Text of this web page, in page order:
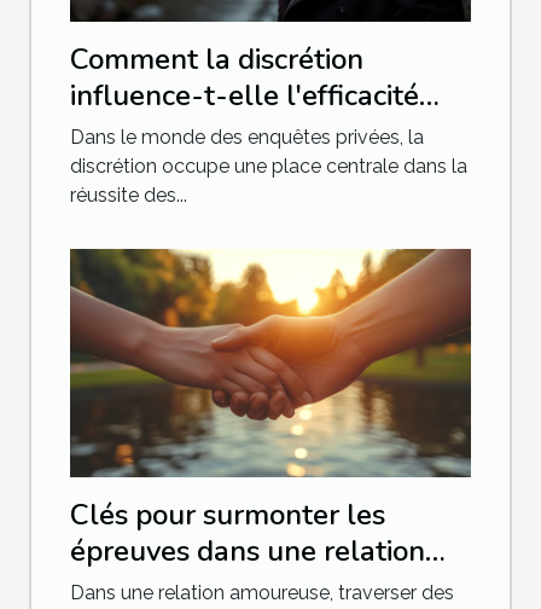
Comment la discrétion
influence-t-elle l'efficacité
des enquêtes privées ?
Dans le monde des enquêtes privées, la
discrétion occupe une place centrale dans la
réussite des...
Clés pour surmonter les
épreuves dans une relation
amoureuse
Dans une relation amoureuse, traverser des